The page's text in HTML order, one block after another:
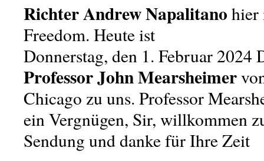
Richter Andrew Napalitano hier
Freedom. Heute ist
Donnerstag, den 1. Februar 2024
Professor John Mearsheimer
Chicago zu uns. Professor
ein Vergnügen, Sir, willkommen
Sendung und danke für Ihre Zeit